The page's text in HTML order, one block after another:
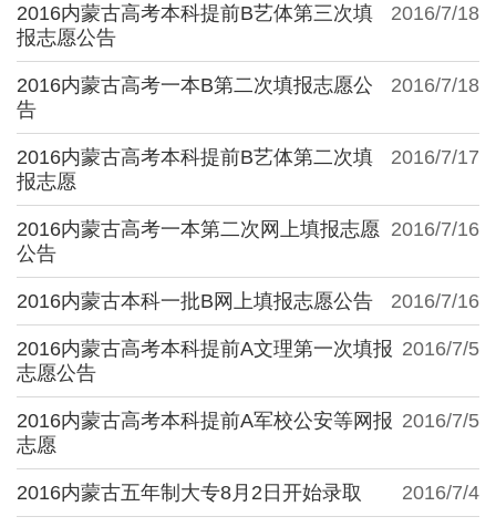
2016/7/18
2016内蒙古高考本科提前B艺体第三次填
报志愿公告
2016/7/18
2016内蒙古高考一本B第二次填报志愿公
告
2016/7/17
2016内蒙古高考本科提前B艺体第二次填
报志愿
2016/7/16
2016内蒙古高考一本第二次网上填报志愿
公告
2016/7/16
2016内蒙古本科一批B网上填报志愿公告
2016/7/5
2016内蒙古高考本科提前A文理第一次填报
志愿公告
2016/7/5
2016内蒙古高考本科提前A军校公安等网报
志愿
2016/7/4
2016内蒙古五年制大专8月2日开始录取